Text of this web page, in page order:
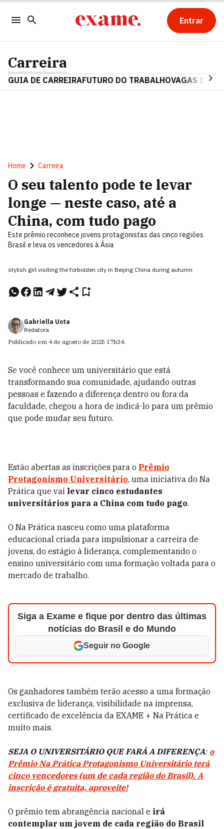
Entrar
Carreira
GUIA DE CARREIRAFUTURO DO TRABALHOVAGAS DE
Home Carreira
O seu talento pode te levar
longe — neste caso, até a
China, com tudo pago
Este prêmio reconhece jovens protagonistas das cinco regiões
Brasil e leva os vencedores à Ásia
stylish girl visiting the forbidden city in Beijing China during autumn
Gabriella Uota
Redatora
Publicado em 4 de agosto de 2025 17h34.
Se você conhece um universitário que está
transformando sua comunidade, ajudando outras
pessoas e fazendo a diferença dentro ou fora da
faculdade, chegou a hora de indicá-lo para um prêmio
que pode mudar seu futuro.
Estão abertas as inscrições para o Prêmio
Protagonismo Universitário, uma iniciativa do Na
Prática que vai levar cinco estudantes
universitários para a China com tudo pago.
O Na Prática nasceu como uma plataforma
educacional criada para impulsionar a carreira de
jovens, do estágio à liderança, complementando o
ensino universitário com uma formação voltada para o
mercado de trabalho.
Siga a Exame e fique por dentro das últimas
notícias do Brasil e do Mundo
Seguir no Google
Os ganhadores também terão acesso a uma formação
exclusiva de liderança, visibilidade na imprensa,
certificado de excelência da EXAME + Na Prática e
muito mais.
SEJA O UNIVERSITÁRIO QUE FARÁ A DIFERENÇA: o
Prêmio Na Prática Protagonismo Universitário terá
cinco vencedores (um de cada região do Brasil). A
inscrição é gratuita, aproveite!
O prêmio tem abrangência nacional e irá
contemplar um jovem de cada região do Brasil